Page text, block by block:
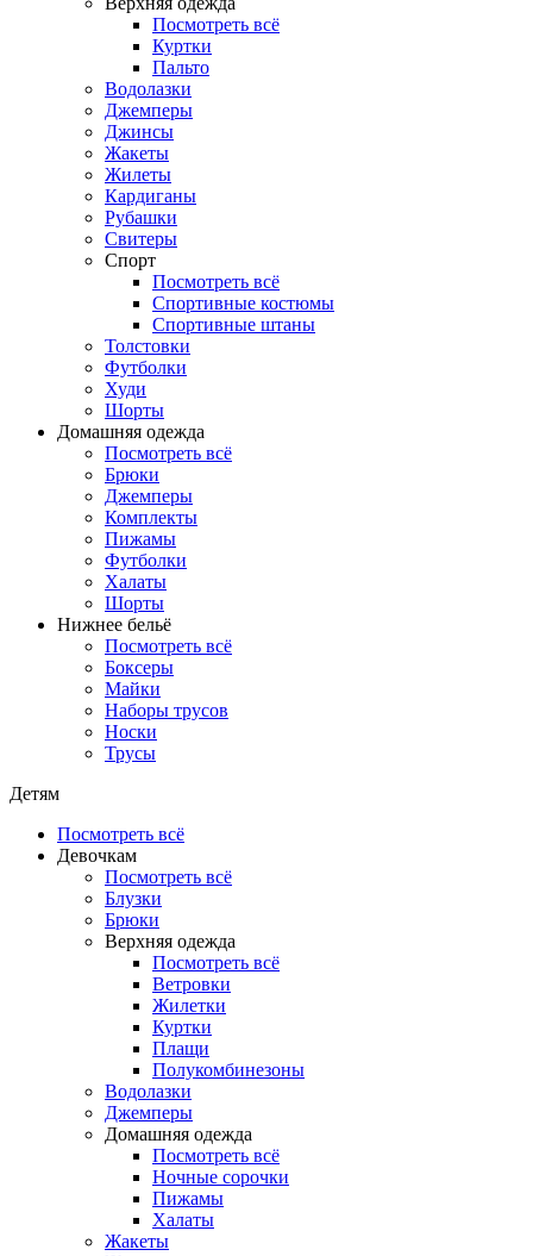
Посмотреть всё
Куртки
Пальто
Водолазки
Джемперы
Джинсы
Жакеты
Жилеты
Кардиганы
Рубашки
Свитеры
Спорт
Посмотреть всё
Спортивные костюмы
Спортивные штаны
Толстовки
Футболки
Худи
Шорты
Домашняя одежда
Посмотреть всё
Брюки
Джемперы
Комплекты
Пижамы
Футболки
Халаты
Шорты
Нижнее бельё
Посмотреть всё
Боксеры
Майки
Наборы трусов
Носки
Трусы
Детям
Посмотреть всё
Девочкам
Посмотреть всё
Блузки
Брюки
Верхняя одежда
Посмотреть всё
Ветровки
Жилетки
Куртки
Плащи
Полукомбинезоны
Водолазки
Джемперы
Домашняя одежда
Посмотреть всё
Ночные сорочки
Пижамы
Халаты
Жакеты